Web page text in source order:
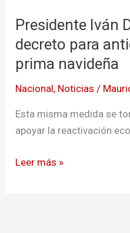
Presidente Iván
decreto para
prima navideña
Nacional, Noticias /
Esta misma medida se
apoyar la reactivación
Duque
firmó
decreto
para
anticipar
prima
navideña
Leer más »